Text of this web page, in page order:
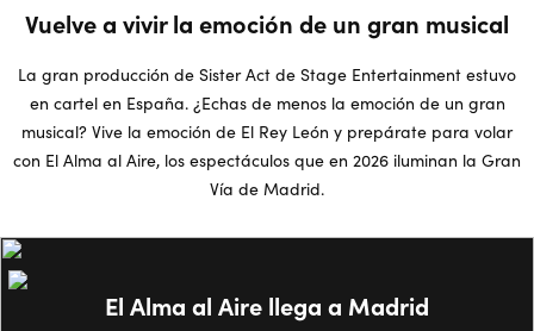
Vuelve a vivir la emoción de un gran musical
La gran producción de Sister Act de Stage Entertainment estuvo
en cartel en España. ¿Echas de menos la emoción de un gran
musical? Vive la emoción de El Rey León y prepárate para volar
con El Alma al Aire, los espectáculos que en 2026 iluminan la Gran
Vía de Madrid.
El Alma al Aire llega a Madrid